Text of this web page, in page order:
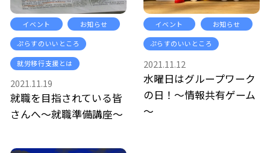
イベント お知らせ
ぷらすのいいところ
就労移行支援とは
2021.11.19
就職を目指されている皆
さんへ～就職準備講座～
イベント お知らせ
ぷらすのいいところ
2021.11.12
水曜日はグループワーク
の日！～情報共有ゲーム
～